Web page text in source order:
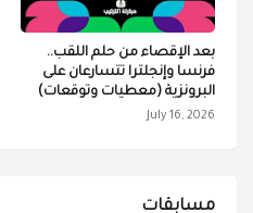
بعد الإقصاء من حلم اللقب..
فرنسا وإنجلترا تتسارعان على
البرونزية (معطيات وتوقعات)
July 16, 2026
مسابقات